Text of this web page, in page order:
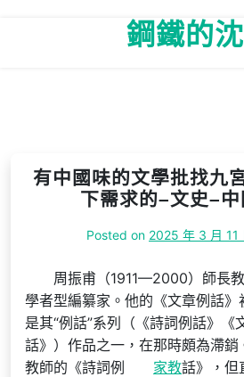
鋼鐵的
有中國味的文學批找九
下需求的–文史–中
Posted on 2025 年 3 月 11
周振甫（1911—2000）師長
學者型編纂家。他的《文章例話》
是其“例話”系列（《詩詞例話》《
話》）作品之一，在那時頗為滯
教師的《詩詞例
家教話》，但